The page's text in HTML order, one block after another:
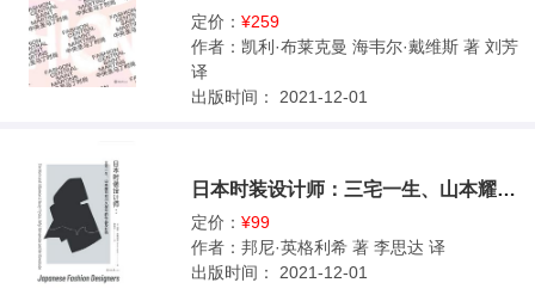
定价： ¥259
作者： 凯利·布莱克曼 海韦尔·戴维斯 著 刘芳
译
出版时间：
2021-12-01
日本时装设计师：三宅一生、山本耀司和川久保玲的作品及影响
定价： ¥99
作者： 邦尼·英格利希 著 李思达 译
出版时间：
2021-12-01